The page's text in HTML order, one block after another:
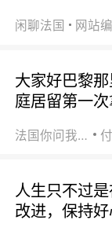
闲聊法国 网站
大家好巴黎
庭居留第一
法国你问我答
人生只不过
改进，保持